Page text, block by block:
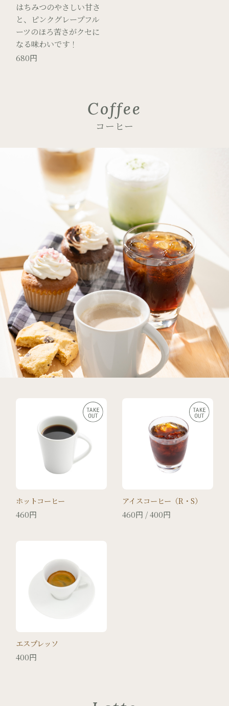
はちみつのやさしい甘さ
と、ピンクグレープフル
ーツのほろ苦さがクセに
なる味わいです！
680円
Coffee
コーヒー
ホットコーヒー
460円
アイスコーヒー（R・S）
460円 / 400円
エスプレッソ
400円